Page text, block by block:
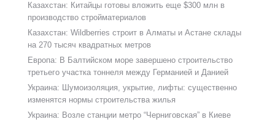
Казахстан: Китайцы готовы вложить еще $300 млн в
производство стройматериалов
Казахстан: Wildberries строит в Алматы и Астане склады
на 270 тысяч квадратных метров
Европа: В Балтийском море завершено строительство
третьего участка тоннеля между Германией и Данией
Украина: Шумоизоляция, укрытие, лифты: существенно
изменятся нормы строительства жилья
Украина: Возле станции метро “Черниговская” в Киеве